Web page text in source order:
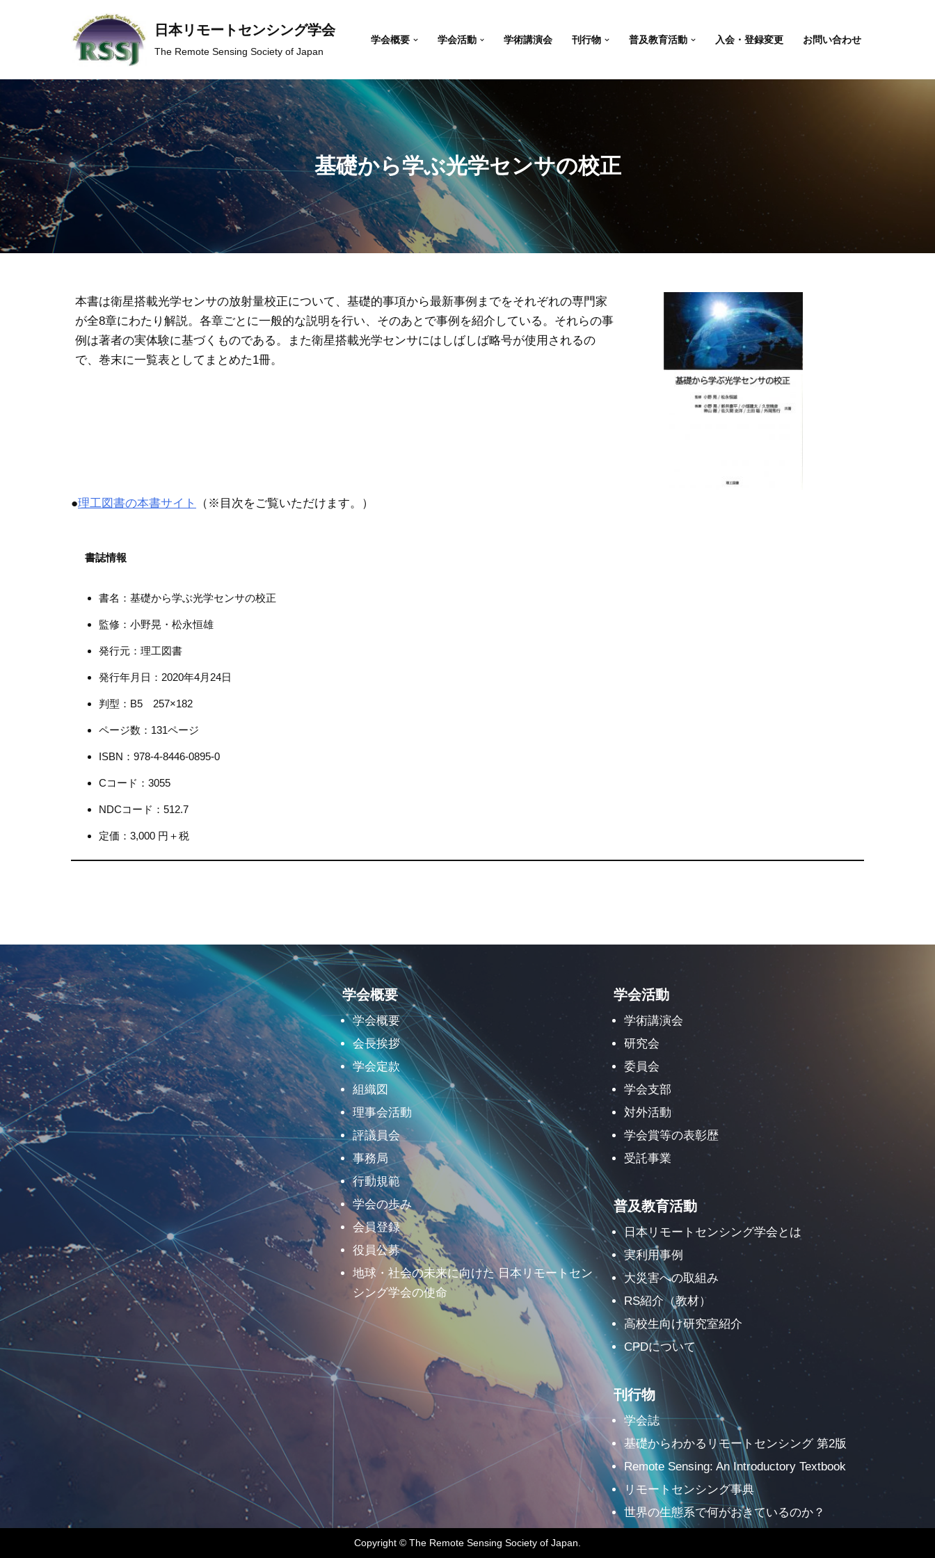
テ
へ
ス
キ
ッ
プ
日本リモートセンシング学会
The Remote Sensing Society of Japan
学会概要 学会活動 学術講演会 刊行物 普及教育活動 入会・登録変更 お問い合わせ
基礎から学ぶ光学センサの校正
本書は衛星搭載光学センサの放射量校正について、基礎的事項から最新事例までをそれぞれの専門家
が全8章にわたり解説。各章ごとに一般的な説明を行い、そのあとで事例を紹介している。それらの事
例は著者の実体験に基づくものである。また衛星搭載光学センサにはしばしば略号が使用されるの
で、巻末に一覧表としてまとめた1冊。
●理工図書の本書サイト （※目次をご覧いただけます。）
書誌情報
書名：基礎から学ぶ光学センサの校正
監修：小野晃・松永恒雄
発行元：理工図書
発行年月日：2020年4月24日
判型：B5 257×182
ページ数：131ページ
ISBN：978-4-8446-0895-0
Cコード：3055
NDCコード：512.7
定価：3,000 円＋税
学会概要
学会概要
会長挨拶
学会定款
組織図
理事会活動
評議員会
事務局
行動規範
学会の歩み
会員登録
役員公募
地球・社会の未来に向けた 日本リモートセン
シング学会の使命
学会活動
学術講演会
研究会
委員会
学会支部
対外活動
学会賞等の表彰歴
受託事業
普及教育活動
日本リモートセンシング学会とは
実利用事例
大災害への取組み
RS紹介（教材）
高校生向け研究室紹介
CPDについて
刊行物
学会誌
基礎からわかるリモートセンシング 第2版
Remote Sensing: An Introductory Textbook
リモートセンシング事典
世界の生態系で何がおきているのか？
Copyright © The Remote Sensing Society of Japan.